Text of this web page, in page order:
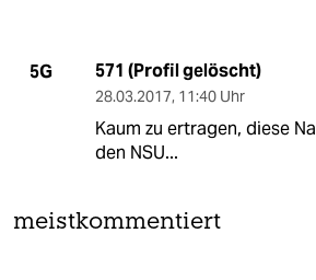
5G 571 (Profil gelöscht)
28.03.2017, 11:40 Uhr
Kaum zu ertragen, diese
den NSU...
meistkommentiert